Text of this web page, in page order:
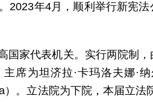
2023年4月，顺利举行新宪
国家代表机关。实行两院制，
席为坦济拉·卡玛洛夫娜·
。立法院为下院，本届立法